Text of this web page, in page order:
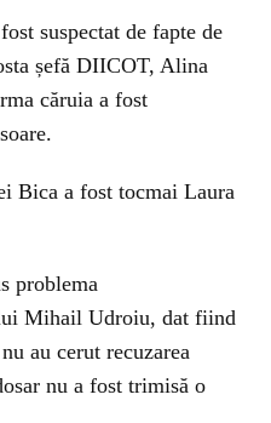
suspectat de fapte de
șefă DIICOT, Alina
căruia a fost
Bica a fost tocmai Laura
problema
Mihail Udroiu, dat fiind
au cerut recuzarea
nu a fost trimisă o